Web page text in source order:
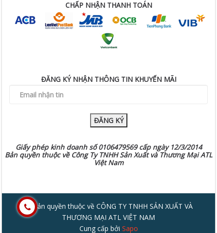
CHẤP NHẬN THANH TOÁN
ĐĂNG KÝ NHẬN THÔNG TIN KHUYẾN MÃI
ĐĂNG KÝ
Giấy phép kinh doanh số 0106479569 cấp ngày 12/3/2014
Bản quyền thuộc về Công Ty TNHH Sản Xuất và Thương Mại ATL
Việt Nam
© Bản quyền thuộc về CÔNG TY TNHH SẢN XUẤT VÀ
THƯƠNG MẠI ATL VIỆT NAM
Cung cấp bởi Sapo